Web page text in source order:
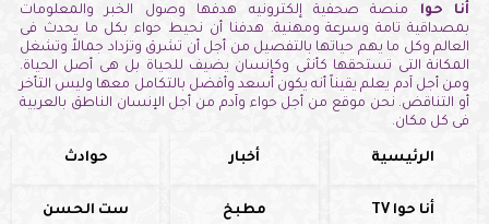
أنا حوا منصة صحفية إلكترونيه هدفها وصول الخبر والمعلومات
بمصداقية تامة وسرعة ومهنية. هدفنا أن نحيط حواء بكل ما يحدث فى
العالم وكل ما يهم حياتها بالتفصيل من أجل أن تشرق وتزداد جمالاً وتشغل
المكانة التى تستحقها كأنثى وكإنسان يضيف للحياة بل هى أصل الحياة.
ومن أجل آدم يعلم يقيناً أنه يكون أسعد وأفضل بالتكامل معها وليس التأخر
أو التناقض. نحن موقع من أجل حواء وآدم من أجل الإنسان الناطق بالعربية
فى كل مكان.
الرئيسية أخبار حوادث
أنا حوا TV مطبخ ست الحسن